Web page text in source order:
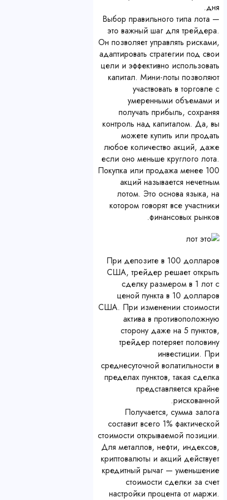
дня.
Выбор правильного типа лота —
это важный шаг для трейдера.
Он позволяет управлять рисками,
адаптировать стратегии под свои
цели и эффективно использовать
капитал. Мини-лоты позволяют
участвовать в торговле с
умеренными объемами и
получать прибыль, сохраняя
контроль над капиталом. Да, вы
можете купить или продать
любое количество акций, даже
если оно меньше круглого лота.
Покупка или продажа менее 100
акций называется нечетным
лотом. Это основа языка, на
котором говорят все участники
финансовых рынков.
При депозите в 100 долларов
США, трейдер решает открыть
сделку размером в 1 лот с
ценой пункта в 10 долларов
США. При изменении стоимости
актива в противоположную
сторону даже на 5 пунктов,
трейдер потеряет половину
инвестиции. При
среднесуточной волатильности в
пределах пунктов, такая сделка
представляется крайне
рискованной.
Получается, сумма залога
составит всего 1% фактической
стоимости открываемой позиции.
Для металлов, нефти, индексов,
криптовалюты и акций действует
кредитный рычаг — уменьшение
стоимости сделки за счет
настройки процента от маржи.